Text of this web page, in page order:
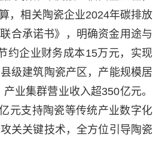
，相关陶瓷企业2024年碳排放
合承诺书》，明确资金用途与
约企业财务成本15万元，实现
级建筑陶瓷产区，产能规模居
业集群营业收入超350亿元。
元支持陶瓷等传统产业数字化
关关键技术，全方位引导陶瓷